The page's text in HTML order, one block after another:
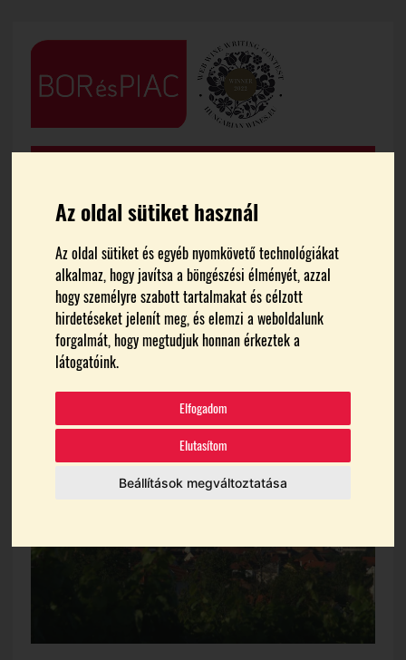
Az oldal sütiket használ
Az oldal sütiket és egyéb nyomkövető technológiákat
alkalmaz, hogy javítsa a böngészési élményét, azzal
hogy személyre szabott tartalmakat és célzott
hirdetéseket jelenít meg, és elemzi a weboldalunk
forgalmát, hogy megtudjuk honnan érkeztek a
látogatóink.
Elfogadom
Elutasítom
Beállítások megváltoztatása
FŐOLDAL BORTURIZMUS
Kiemelkedő növekedés a
belföldi turizmusban
Témák: Belföldi Turizmus Borturizmus